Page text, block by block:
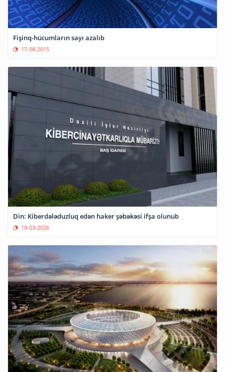
Fişinq-hücumların sayı azalıb
17-08-2015
Din: Kiberdələduzluq edən haker şəbəkəsi ifşa olunub
19-03-2026